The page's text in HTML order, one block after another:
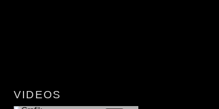
VIDEOS